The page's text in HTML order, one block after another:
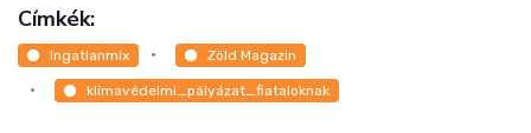
Címkék:
Ingatlanmix Zöld Magazin
klímavédelmi_pályázat_fiataloknak